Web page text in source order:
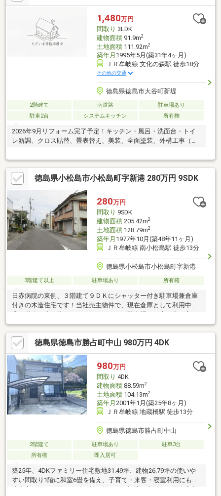
1,480万円
間取り 3LDK
建物面積91.9m2
土地面積111.92m2
築年月 1995年5月(築31年4ヶ月)
ＪＲ牟岐線 文化の森駅 徒歩18分
その他の交通
徳島県徳島市大谷町新堤
2階建て 南道路
駐車場あり
駐車2台
システムキッチン 所有権
2026年9月リフォーム完了予定！キッチン・風呂・洗面台・トイ
レ新調、クロス貼替、畳表替え、美装、全面塗装、外構工事（駐
徳島県小松島市小松島町字新港 280万円 9SDK
280万円
間取り 9SDK
建物面積205.42m2
土地面積128.79m2
築年月 1977年10月(築48年11ヶ月)
ＪＲ牟岐線 南小松島駅 徒歩13分
徳島県小松島市小松島町字新港
3階建て以上 駐車場あり 所有権
日赤病院の東側、３階建て９ＤＫにシャッター付き駐車場兼倉庫
付きの木造住宅です！当社売主物件で、現在倉庫として利用中。
北側道路は広々約７．７ｍ、シャッター駐車場への車の出し入れ
にも便利です。日赤病院近く、コンビニや飲食店も近い便利な立
地です。〇東側道路は建築基準法４２条２項道路です。〇建築時
の平面図あり、建築概要書はありません。〇現況倉庫として利用
中。荷物撤去後に土地・建物、現況有姿でのお引渡しとなります
〇契約からお引渡しまで３カ月ほど必要です。当社売主物件で
す！内覧可能！お気軽にお尋ねください。～お問い合わせお待ち
しております～
徳島県徳島市勝占町中山 980万円 4DK
980万円
間取り 4DK
建物面積88.59m2
土地面積104.13m2
築年月 2001年1月(築25年8ヶ月)
ＪＲ牟岐線 地蔵橋駅 徒歩13分
徳島県徳島市勝占町中山
2階建て 駐車場あり
駐車3台
所有権
即入居可
築25年、4DKファミリー住宅敷地31.49坪、建物26.79坪の使いや
すい間取り1階に和室6畳を備え、子育て・来客・寝室利用にも対